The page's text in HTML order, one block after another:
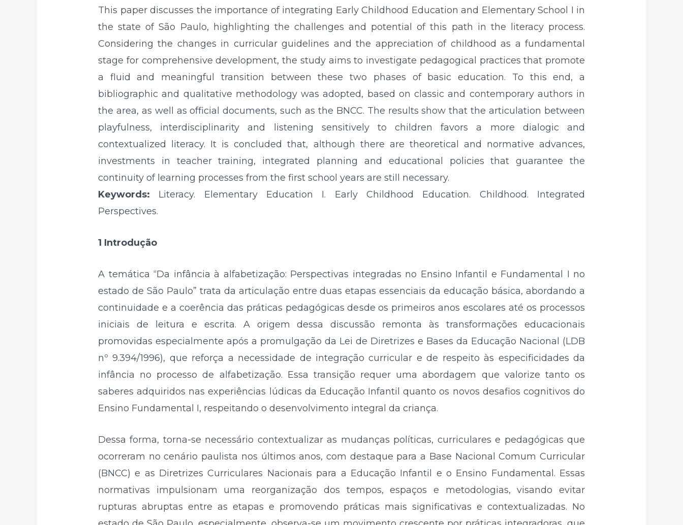
This paper discusses the importance of integrating Early Childhood Education and Elementary School I in
the state of São Paulo, highlighting the challenges and potential of this path in the literacy process.
Considering the changes in curricular guidelines and the appreciation of childhood as a fundamental
stage for comprehensive development, the study aims to investigate pedagogical practices that promote
a fluid and meaningful transition between these two phases of basic education. To this end, a
bibliographic and qualitative methodology was adopted, based on classic and contemporary authors in
the area, as well as official documents, such as the BNCC. The results show that the articulation between
playfulness, interdisciplinarity and listening sensitively to children favors a more dialogic and
contextualized literacy. It is concluded that, although there are theoretical and normative advances,
investments in teacher training, integrated planning and educational policies that guarantee the
continuity of learning processes from the first school years are still necessary.
Keywords: Literacy. Elementary Education I. Early Childhood Education. Childhood. Integrated
Perspectives.
1 Introdução
A temática “Da infância à alfabetização: Perspectivas integradas no Ensino Infantil e Fundamental I no
estado de São Paulo” trata da articulação entre duas etapas essenciais da educação básica, abordando a
continuidade e a coerência das práticas pedagógicas desde os primeiros anos escolares até os processos
iniciais de leitura e escrita. A origem dessa discussão remonta às transformações educacionais
promovidas especialmente após a promulgação da Lei de Diretrizes e Bases da Educação Nacional (LDB
nº 9.394/1996), que reforça a necessidade de integração curricular e de respeito às especificidades da
infância no processo de alfabetização. Essa transição requer uma abordagem que valorize tanto os
saberes adquiridos nas experiências lúdicas da Educação Infantil quanto os novos desafios cognitivos do
Ensino Fundamental I, respeitando o desenvolvimento integral da criança.
Dessa forma, torna-se necessário contextualizar as mudanças políticas, curriculares e pedagógicas que
ocorreram no cenário paulista nos últimos anos, com destaque para a Base Nacional Comum Curricular
(BNCC) e as Diretrizes Curriculares Nacionais para a Educação Infantil e o Ensino Fundamental. Essas
normativas impulsionam uma reorganização dos tempos, espaços e metodologias, visando evitar
rupturas abruptas entre as etapas e promovendo práticas mais significativas e contextualizadas. No